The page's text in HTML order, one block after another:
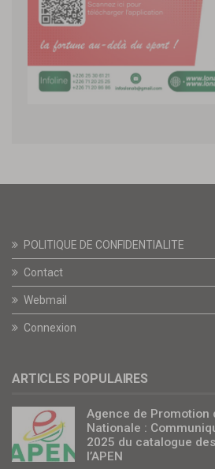
POLITIQUE DE CONFIDENTIALITE
Contact
Webmail
Connexion
ARTICLES POPULAIRES
Agence de Promotion
Nationale :
2025 du catalogue
l’APEN